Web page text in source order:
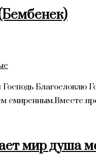
Благословлю
смиренным.Вместе
мир душа